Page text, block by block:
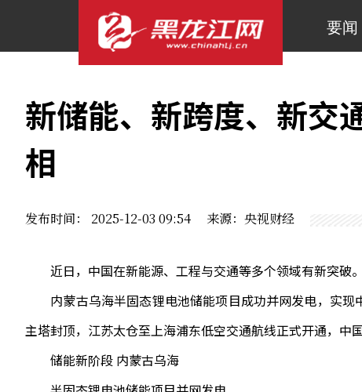
要闻
新储能、新跨度、新交
相
发布时间： 2025-12-03 09:54 来源：央视财经
近日，中国在新能源、工程与交通等多个领域有新突破。
内蒙古乌海半固态锂电池储能项目成功并网发电，实现
主塔封顶，江苏太仓至上海浦东低空交通航线正式开通，中
储能新阶段 内蒙古乌海